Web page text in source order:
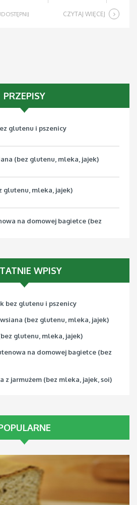
CZYTAJ WIĘCEJ
PRZEPISY
glutenu i pszenicy
(bez glutenu, mleka, jajek)
glutenu, mleka, jajek)
na domowej bagietce (bez
WPISY
bez glutenu i pszenicy
(bez glutenu, mleka, jajek)
glutenu, mleka, jajek)
na domowej bagietce (bez
z jarmużem (bez mleka, jajek, soi)